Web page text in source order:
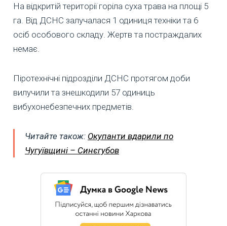
На відкритій території горіла суха трава на площі 5
га. Від ДСНС залучалася 1 одиниця техніки та 6
осіб особового складу. Жертв та постраждалих
немає.
Піротехнічні підрозділи ДСНС протягом доби
вилучили та знешкодили 57 одиниць
вибухонебезпечних предметів.
Читайте також: Окупанти вдарили по
Чугуївщині – Синєгубов